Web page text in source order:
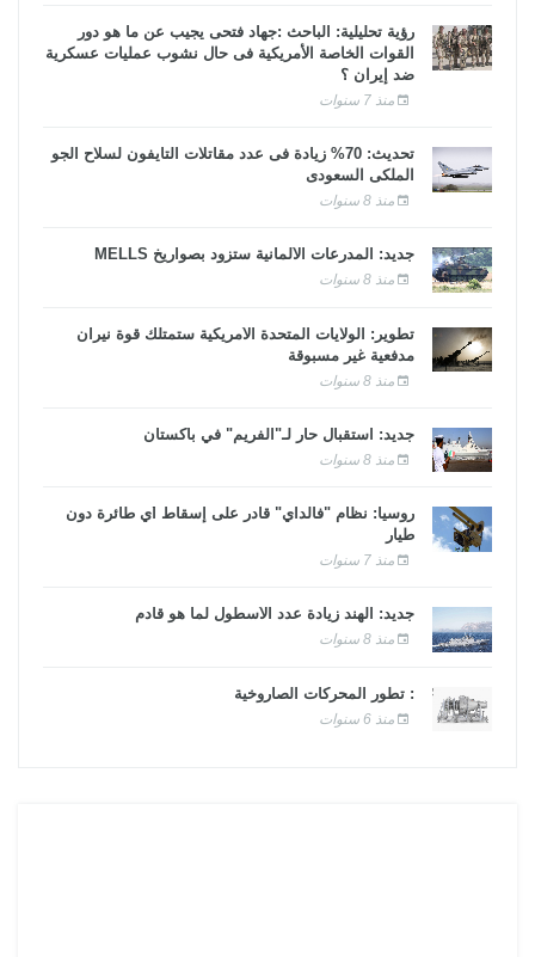
رؤية تحليلية: الباحث :جهاد فتحى يجيب عن ما هو دور
القوات الخاصة الأمريكية فى حال نشوب عمليات عسكرية
ضد إيران ؟
منذ 7 سنوات
تحديث: 70% زيادة فى عدد مقاتلات التايفون لسلاح الجو
الملكى السعودى
منذ 8 سنوات
جديد: المدرعات الألمانية ستزود بصواريخ MELLS
منذ 8 سنوات
تطوير: الولايات المتحدة الأمريكية ستمتلك قوة نيران
مدفعية غير مسبوقة
منذ 8 سنوات
جديد: استقبال حار لـ"الفريم" في باكستان
منذ 8 سنوات
روسيا: نظام "فالداي" قادر على إسقاط أي طائرة دون
طيار
منذ 7 سنوات
جديد: الهند زيادة عدد الأسطول لما هو قادم
منذ 8 سنوات
: تطور المحركات الصاروخية
منذ 6 سنوات